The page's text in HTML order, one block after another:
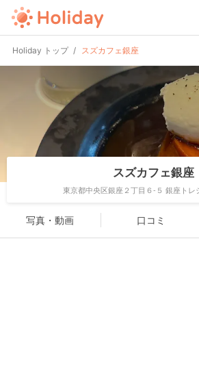
Holiday トップ スズカフェ銀座
スズカフェ銀座
東京都中央区銀座２丁目６-５ 銀座トレ
写真・動画 口コミ